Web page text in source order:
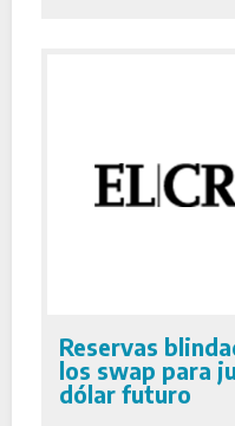
Reservas
los swap para
dólar futuro